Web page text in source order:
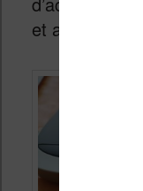
et au menu